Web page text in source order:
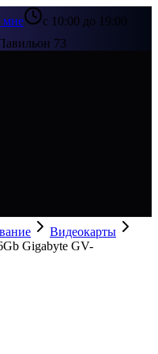
мне
с 10:00 до 19:00
73
Видеокарты
Gigabyte GV-